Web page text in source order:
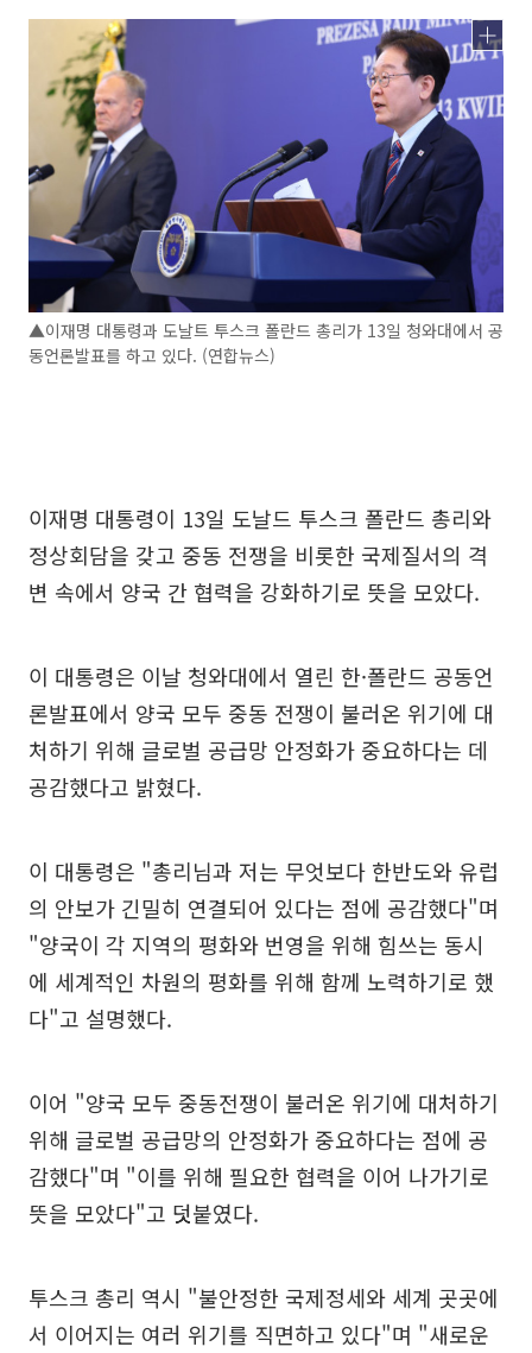
▲이재명 대통령과 도날트 투스크 폴란드 총리가 13일 청와대에서 공
동언론발표를 하고 있다. (연합뉴스)
이재명 대통령이 13일 도날드 투스크 폴란드 총리와
정상회담을 갖고 중동 전쟁을 비롯한 국제질서의 격
변 속에서 양국 간 협력을 강화하기로 뜻을 모았다.
이 대통령은 이날 청와대에서 열린 한·폴란드 공동언
론발표에서 양국 모두 중동 전쟁이 불러온 위기에 대
처하기 위해 글로벌 공급망 안정화가 중요하다는 데
공감했다고 밝혔다.
이 대통령은 "총리님과 저는 무엇보다 한반도와 유럽
의 안보가 긴밀히 연결되어 있다는 점에 공감했다"며
"양국이 각 지역의 평화와 번영을 위해 힘쓰는 동시
에 세계적인 차원의 평화를 위해 함께 노력하기로 했
다"고 설명했다.
이어 "양국 모두 중동전쟁이 불러온 위기에 대처하기
위해 글로벌 공급망의 안정화가 중요하다는 점에 공
감했다"며 "이를 위해 필요한 협력을 이어 나가기로
뜻을 모았다"고 덧붙였다.
투스크 총리 역시 "불안정한 국제정세와 세계 곳곳에
서 이어지는 여러 위기를 직면하고 있다"며 "새로운